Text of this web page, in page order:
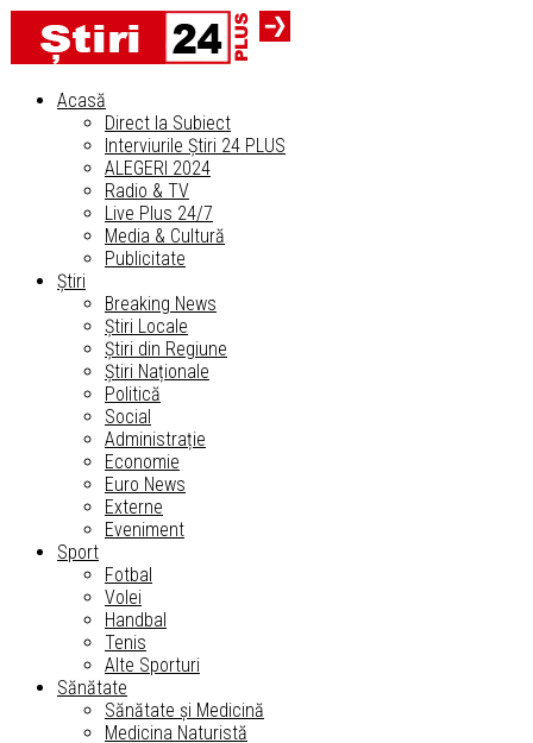
Acasă
Direct la Subiect
Interviurile Știri 24 PLUS
ALEGERI 2024
Radio & TV
Live Plus 24/7
Media & Cultură
Publicitate
Știri
Breaking News
Știri Locale
Știri din Regiune
Știri Naționale
Politică
Social
Administrație
Economie
Euro News
Externe
Eveniment
Sport
Fotbal
Volei
Handbal
Tenis
Alte Sporturi
Sănătate
Sănătate și Medicină
Medicina Naturistă